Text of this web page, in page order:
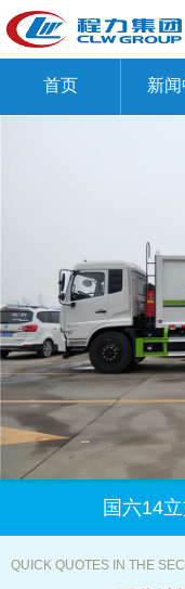
首页 新
国六14
QUICK QUOTES IN THE